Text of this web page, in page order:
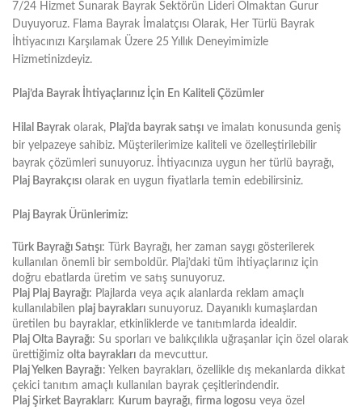
7/24 Hizmet Sunarak Bayrak Sektörün Lideri Olmaktan Gurur
Duyuyoruz. Flama Bayrak İmalatçısı Olarak, Her Türlü Bayrak
İhtiyacınızı Karşılamak Üzere 25 Yıllık Deneyimimizle
Hizmetinizdeyiz.
Plaj’da Bayrak İhtiyaçlarınız İçin En Kaliteli Çözümler
Hilal Bayrak olarak, Plaj’da bayrak satışı ve imalatı konusunda geniş
bir yelpazeye sahibiz. Müşterilerimize kaliteli ve özelleştirilebilir
Plaj Bayrakçısı olarak en uygun fiyatlarla temin edebilirsiniz.
Plaj Bayrak Ürünlerimiz:
Türk Bayrağı Satışı: Türk Bayrağı, her zaman saygı gösterilerek
kullanılan önemli bir semboldür. Plaj’daki tüm ihtiyaçlarınız için
doğru ebatlarda üretim ve satış sunuyoruz.
Plaj Plaj Bayrağı: Plajlarda veya açık alanlarda reklam amaçlı
kullanılabilen plaj bayrakları sunuyoruz. Dayanıklı kumaşlardan
üretilen bu bayraklar, etkinliklerde ve tanıtımlarda idealdir.
Plaj Olta Bayrağı: Su sporları ve balıkçılıkla uğraşanlar için özel olarak
ürettiğimiz olta bayrakları da mevcuttur.
Plaj Yelken Bayrağı: Yelken bayrakları, özellikle dış mekanlarda dikkat
çekici tanıtım amaçlı kullanılan bayrak çeşitlerindendir.
Plaj Şirket Bayrakları: Kurum bayrağı, firma logosu veya özel